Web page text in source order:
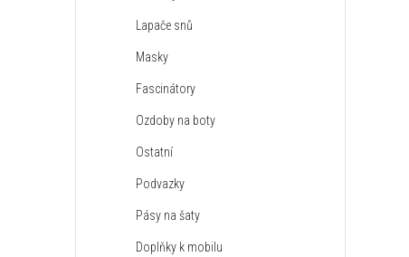
Lapače snů
Masky
Fascinátory
Ozdoby na boty
Ostatní
Podvazky
Pásy na šaty
Doplňky k mobilu